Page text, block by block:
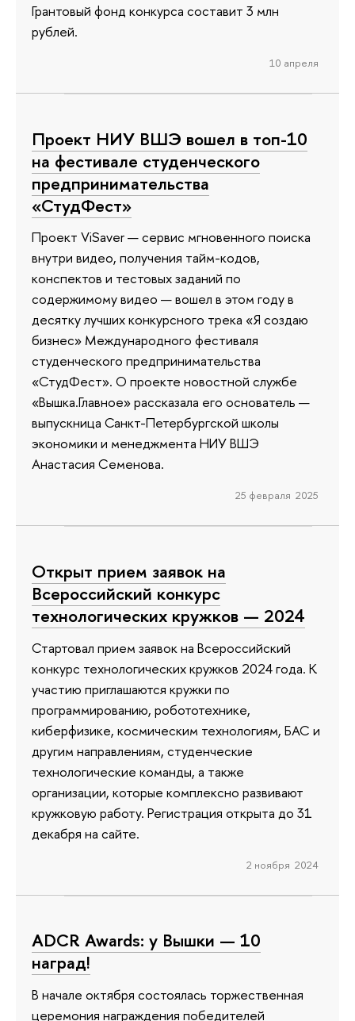
Грантовый фонд конкурса составит 3 млн
рублей.
10 апреля
Проект НИУ ВШЭ вошел в топ-10
на фестивале студенческого
предпринимательства
«СтудФест»
Проект ViSaver — сервис мгновенного поиска
внутри видео, получения тайм-кодов,
конспектов и тестовых заданий по
содержимому видео — вошел в этом году в
десятку лучших конкурсного трека «Я создаю
бизнес» Международного фестиваля
студенческого предпринимательства
«СтудФест». О проекте новостной службе
«Вышка.Главное» рассказала его основатель —
выпускница Санкт-Петербургской школы
экономики и менеджмента НИУ ВШЭ
Анастасия Семенова.
25 февраля 2025
Открыт прием заявок на
Всероссийский конкурс
технологических кружков — 2024
Стартовал прием заявок на Всероссийский
конкурс технологических кружков 2024 года. К
участию приглашаются кружки по
программированию, робототехнике,
киберфизике, космическим технологиям, БАС и
другим направлениям, студенческие
технологические команды, а также
организации, которые комплексно развивают
кружковую работу. Регистрация открыта до 31
декабря на сайте.
2 ноября 2024
ADCR Awards: у Вышки — 10
наград!
В начале октября состоялась торжественная
церемония награждения победителей